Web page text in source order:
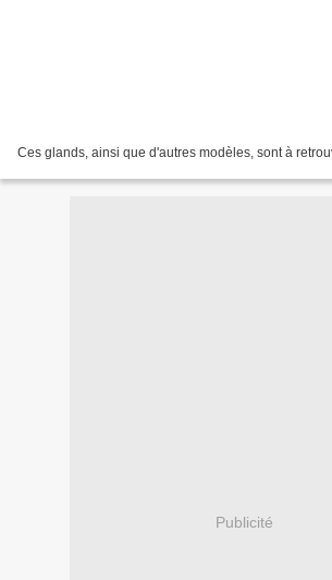
Ces glands, ainsi que d'autres modèles, sont à
Publicité